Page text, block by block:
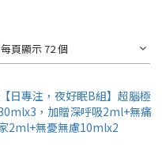
每頁顯示 72 個